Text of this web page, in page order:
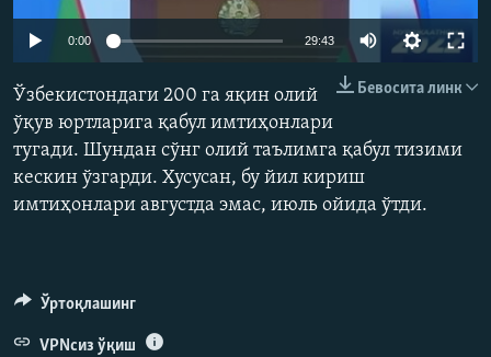
Auto 480p
720p
0:00 29:43 Auto
480p
Бевосита линк
Ўзбекистондаги 200 га яқин олий
ўқув юртларига қабул имтиҳонлари
тугади. Шундан сўнг олий таълимга қабул тизими
кескин ўзгарди. Хусусан, бу йил кириш
имтиҳонлари августда эмас, июль ойида ўтди.
Ўртоқлашинг
VPNсиз ўқиш